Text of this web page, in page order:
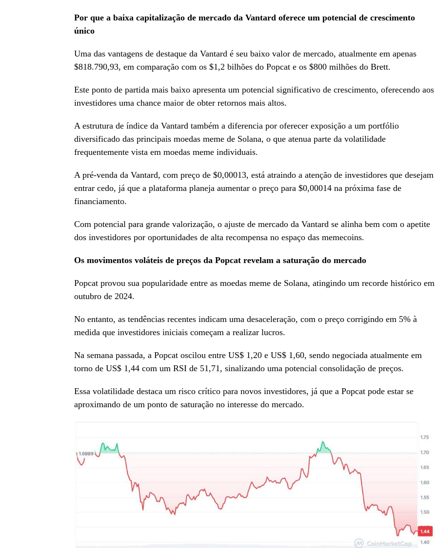
Por que a baixa capitalização de mercado da Vantard oferece um potencial de crescimento
único
Uma das vantagens de destaque da Vantard é seu baixo valor de mercado, atualmente em apenas
$818.790,93, em comparação com os $1,2 bilhões do Popcat e os $800 milhões do Brett.
Este ponto de partida mais baixo apresenta um potencial significativo de crescimento, oferecendo aos
investidores uma chance maior de obter retornos mais altos.
A estrutura de índice da Vantard também a diferencia por oferecer exposição a um portfólio
diversificado das principais moedas meme de Solana, o que atenua parte da volatilidade
frequentemente vista em moedas meme individuais.
A pré-venda da Vantard, com preço de $0,00013, está atraindo a atenção de investidores que desejam
entrar cedo, já que a plataforma planeja aumentar o preço para $0,00014 na próxima fase de
financiamento.
Com potencial para grande valorização, o ajuste de mercado da Vantard se alinha bem com o apetite
dos investidores por oportunidades de alta recompensa no espaço das memecoins.
Os movimentos voláteis de preços da Popcat revelam a saturação do mercado
Popcat provou sua popularidade entre as moedas meme de Solana, atingindo um recorde histórico em
outubro de 2024.
No entanto, as tendências recentes indicam uma desaceleração, com o preço corrigindo em 5% à
medida que investidores iniciais começam a realizar lucros.
Na semana passada, a Popcat oscilou entre US$ 1,20 e US$ 1,60, sendo negociada atualmente em
torno de US$ 1,44 com um RSI de 51,71, sinalizando uma potencial consolidação de preços.
Essa volatilidade destaca um risco crítico para novos investidores, já que a Popcat pode estar se
aproximando de um ponto de saturação no interesse do mercado.